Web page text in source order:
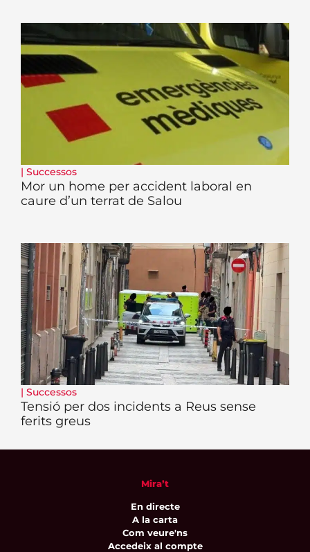
| Successos
Mor un home per accident laboral en
caure d’un terrat de Salou
| Successos
Tensió per dos incidents a Reus sense
ferits greus
Mira’t
En directe
A la carta
Com veure'ns
Accedeix al compte